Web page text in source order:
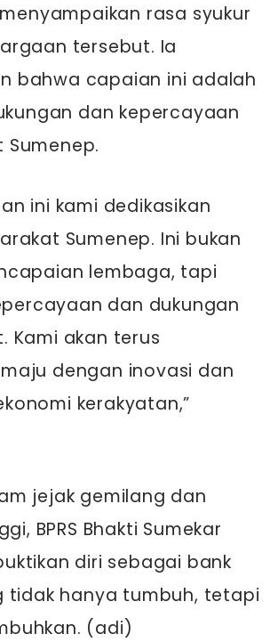
rasa syukur
tersebut. Ia
bahwa capaian ini adalah
dan kepercayaan
ini kami dedikasikan
Sumenep. Ini bukan
lembaga, tapi
dan dukungan
Kami akan terus
dengan inovasi dan
kerakyatan,”
jejak gemilang dan
BPRS Bhakti Sumekar
diri sebagai bank
tidak hanya tumbuh, tetapi
(adi)